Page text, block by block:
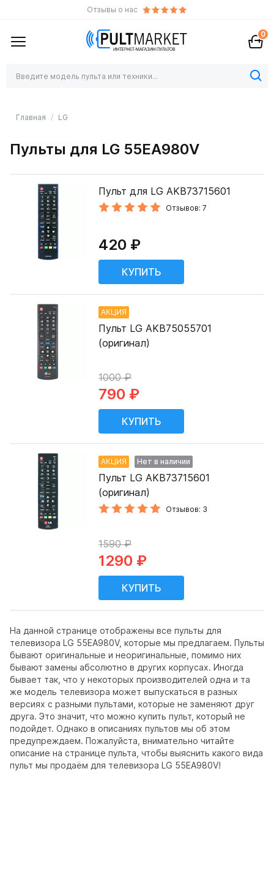
Отзывы о нас
0
Главная LG
Пульты для LG 55EA980V
На данной странице отображены все пульты для
телевизора LG 55EA980V, которые мы предлагаем. Пульты
бывают оригинальные и неоригинальные, помимо них
бывают замены абсолютно в других корпусах. Иногда
бывает так, что у некоторых производителей одна и та
же модель телевизора может выпускаться в разных
версиях с разными пультами, которые не заменяют друг
друга. Это значит, что можно купить пульт, который не
подойдет. Однако в описаниях пультов мы об этом
предупреждаем. Пожалуйста, внимательно читайте
описание на странице пульта, чтобы выяснить какого вида
пульт мы продаём для телевизора LG 55EA980V!
Пульт для LG AKB73715601
Отзывов: 7
420 ₽
АКЦИЯ
Пульт LG AKB75055701
(оригинал)
1000 ₽
790 ₽
АКЦИЯ Нет в наличии
Пульт LG AKB73715601
(оригинал)
Отзывов: 3
1590 ₽
1290 ₽